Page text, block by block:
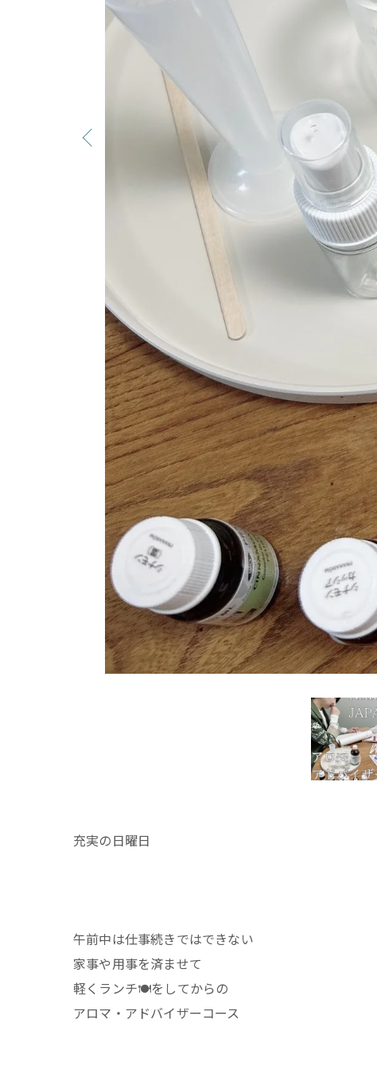
充実の日曜日
午前中は仕事続きではできない
家事や用事を済ませて
軽くランチ🍽️をしてからの
アロマ・アドバイザーコース